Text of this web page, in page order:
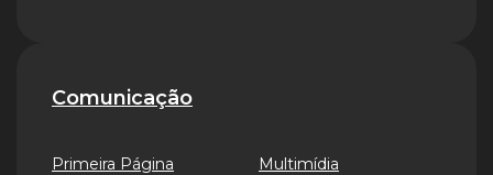
Comunicação
Primeira Página Multimídia